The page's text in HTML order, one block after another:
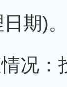
期)。
：